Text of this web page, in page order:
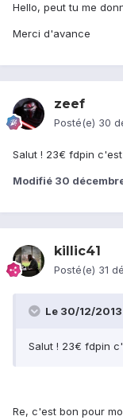
Hello, peut tu me
Merci d'avance
zeef
Posté(e) 30
Salut ! 23€ fdpin c'est
Modifié 30
killic41
Posté(e) 31
Le 30/12/
Salut ! 23€ fdpin
Re, c'est bon pour